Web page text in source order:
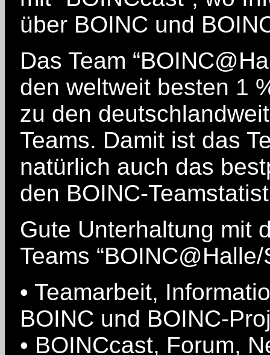
über BOINC und
Das Team
den weltweit besten 1
zu den
Teams. Damit ist das
natürlich auch das
den BOINC-
Gute Unterhaltung mit
Teams “BOINC@Halle/
• Teamarbeit,
BOINC und BOINC-
• BOINCcast, Forum,